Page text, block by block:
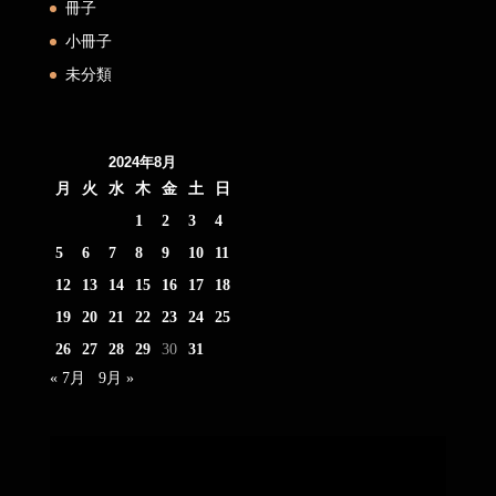
冊子
小冊子
未分類
2024年8月
月
火 水 木 金 土
日
1
2 3
4
5
6 7 8 9 10
11
12
13 14 15 16 17
18
19
20 21 22 23 24
25
26
27 28 29 30
31
« 7月
9月 »